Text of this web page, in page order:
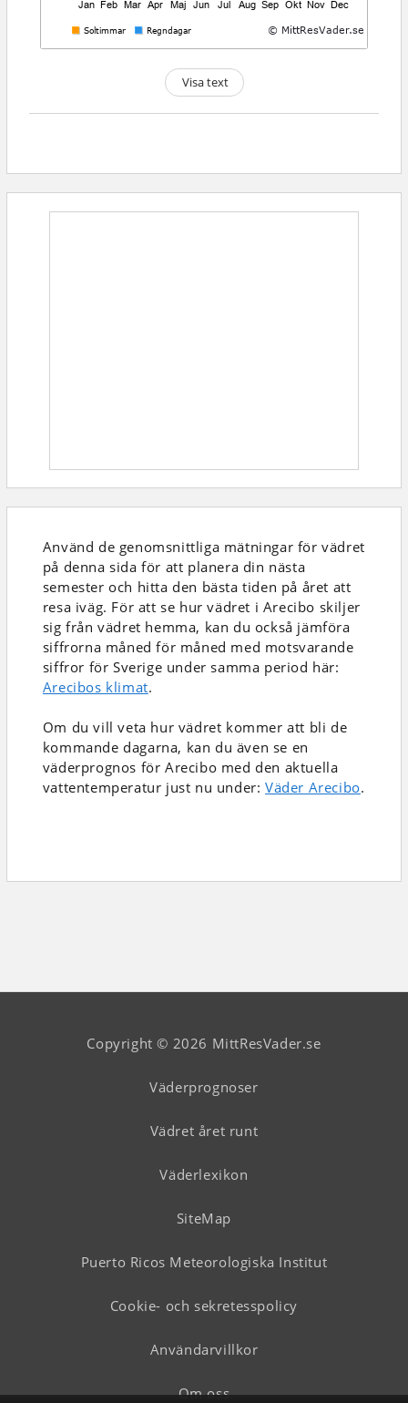
Visa text
Använd de genomsnittliga mätningar för vädret
på denna sida för att planera din nästa
semester och hitta den bästa tiden på året att
resa iväg. För att se hur vädret i Arecibo skiljer
sig från vädret hemma, kan du också jämföra
siffrorna måned för måned med motsvarande
siffror för Sverige under samma period här:
Arecibos klimat.
Om du vill veta hur vädret kommer att bli de
kommande dagarna, kan du även se en
väderprognos för Arecibo med den aktuella
vattentemperatur just nu under:Väder Arecibo.
Copyright © 2026 MittResVader.se
Väderprognoser
Vädret året runt
Väderlexikon
SiteMap
Puerto Ricos Meteorologiska Institut
Cookie- och sekretesspolicy
Användarvillkor
Om oss